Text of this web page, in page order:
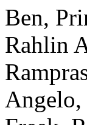
Ben,
Rahlin
Angelo,